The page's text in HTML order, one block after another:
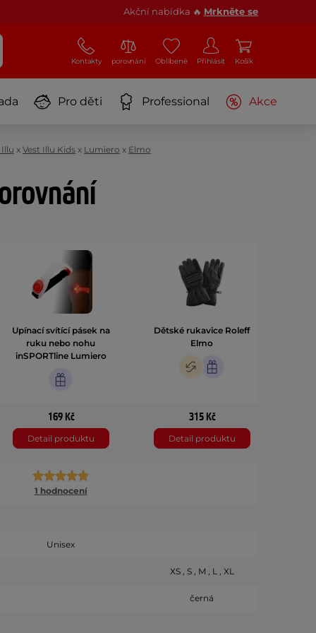
Akční nabídka 🔥 Mrkněte se
Kontakty porovnání Oblíbené Přihlásit Košík
Pro děti Professional Akce
x Vest Illu Kids x Lumiero x Elmo
Upínací svítící pásek na
ruku nebo nohu
inSPORTline Lumiero
Dětské rukavice Roleff
Elmo
169 Kč
Detail produktu
315 Kč
Detail produktu
1 hodnocení
Unisex
XS , S , M , L , XL
černá